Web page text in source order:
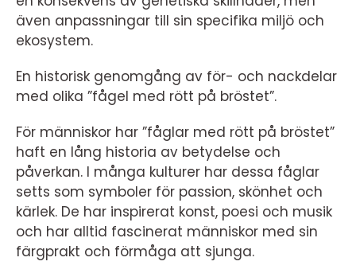
även anpassningar till sin specifika miljö och
ekosystem.
En historisk genomgång av för- och nackdelar
med olika ”fågel med rött på bröstet”.
För människor har ”fåglar med rött på bröstet”
haft en lång historia av betydelse och
påverkan. I många kulturer har dessa fåglar
setts som symboler för passion, skönhet och
kärlek. De har inspirerat konst, poesi och musik
och har alltid fascinerat människor med sin
färgprakt och förmåga att sjunga.